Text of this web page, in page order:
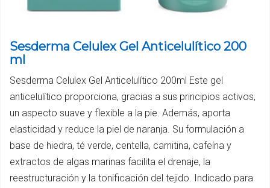
Sesderma Celulex Gel Anticelulítico 200
ml
Sesderma Celulex Gel Anticelulítico 200ml Este gel
anticelulítico proporciona, gracias a sus principios activos,
un aspecto suave y flexible a la pie. Además, aporta
elasticidad y reduce la piel de naranja. Su formulación a
base de hiedra, té verde, centella, carnitina, cafeína y
extractos de algas marinas facilita el drenaje, la
reestructuración y la tonificación del tejido. Indicado para